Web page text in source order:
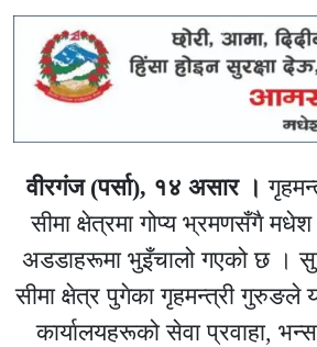
वीरगंज (पर्सा), १४ असार ।
सीमा क्षेत्रमा गोप्य भ्रमणसँगै मधेश
अडडाहरूमा भुइँचालो गएको छ ।
सीमा क्षेत्र पुगेका गृहमन्त्री गुरुङले
कार्यालयहरूको सेवा प्रवाहा,